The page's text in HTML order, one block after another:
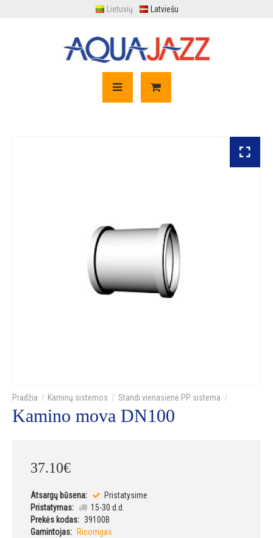
Lietuvių Latviešu
Kaminų sistemos Standi vienasienė PP sistema
Kamino mova DN100
37.10€
Atsargų būsena:
Pristatysime
Pristatymas:
15-30 d.d.
Prekės kodas: 39100B
Gamintojas:
Ricomgas